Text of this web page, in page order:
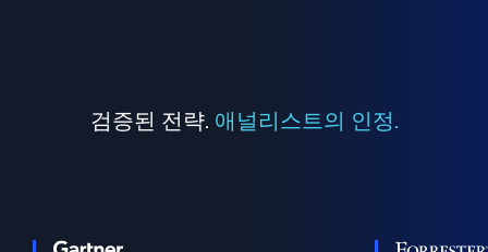
검증된 전략. 애널리스트의 인정.